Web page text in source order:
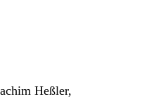
Heßler,